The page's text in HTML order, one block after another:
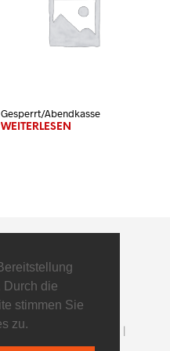
Durch die
stimmen Sie
zu.
Gesperrt/Abendkasse
WEITERLESEN
- All Rights Reserved |
| powered by